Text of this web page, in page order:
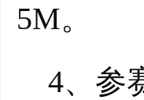
5M。
4、参